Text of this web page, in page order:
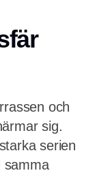
och
sig.
serien
samma